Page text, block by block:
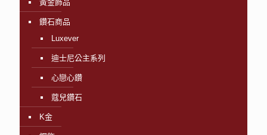
黃金飾品
鑽石商品
Luxever
迪士尼公主系列
心戀心鑽
蔻兒鑽石
K金